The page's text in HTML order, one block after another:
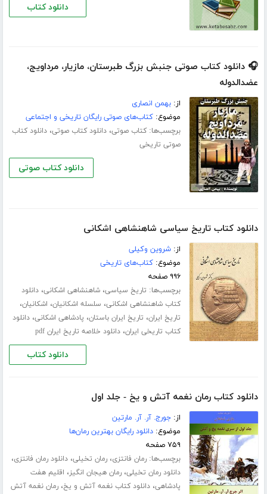
دانلود کتاب
🎧 دانلود کتاب صوتی جنبش‌ بزرگ‌ طبرستان، مازیار،‌ مرداویج،‌
عضدالدوله
از:بهمن انصاری
موضوع:کتاب‌های صوتی رایگان تاریخی و اجتماعی
برچسب‌ها:کتاب صوتی،دانلود کتاب صوتی،دانلود کتاب
صوتی تاریخی
دانلود کتاب صوتی
دانلود کتاب تاریخ سیاسی شاهنشاهی اشکانی
از:شروین وکیلی
موضوع:کتاب‌های تاریخی
۹۹۶ صفحه
برچسب‌ها: تاریخ سیاسی،شاهنشاهی اشکانی،دانلود
کتاب شاهنشاهی اشکانی، سلسله اشکانیان، اشکانیان،
تاریخ ایران، تاریخ ایران باستان، پادشاهی اشکانی،دانلود
کتاب تاریخی ایران،دانلود خلاصه تاریخ ایران pdf
دانلود کتاب
دانلود کتاب رمان نغمه آتش و یخ - جلد اول
از:جورج. آر. آر. مارتین
موضوع:دانلود رایگان بهترین رمان‌ها
۷۵۹ صفحه
برچسب‌ها:رمان فانتزی،رمان تخیلی،دانلود رمان فانتزی،
دانلود رمان تخیلی،رمان هیجان انگیز، اقلیم هفت
پادشاهی،دانلود کتاب نغمه آتش و یخ،رمان نغمه آتش